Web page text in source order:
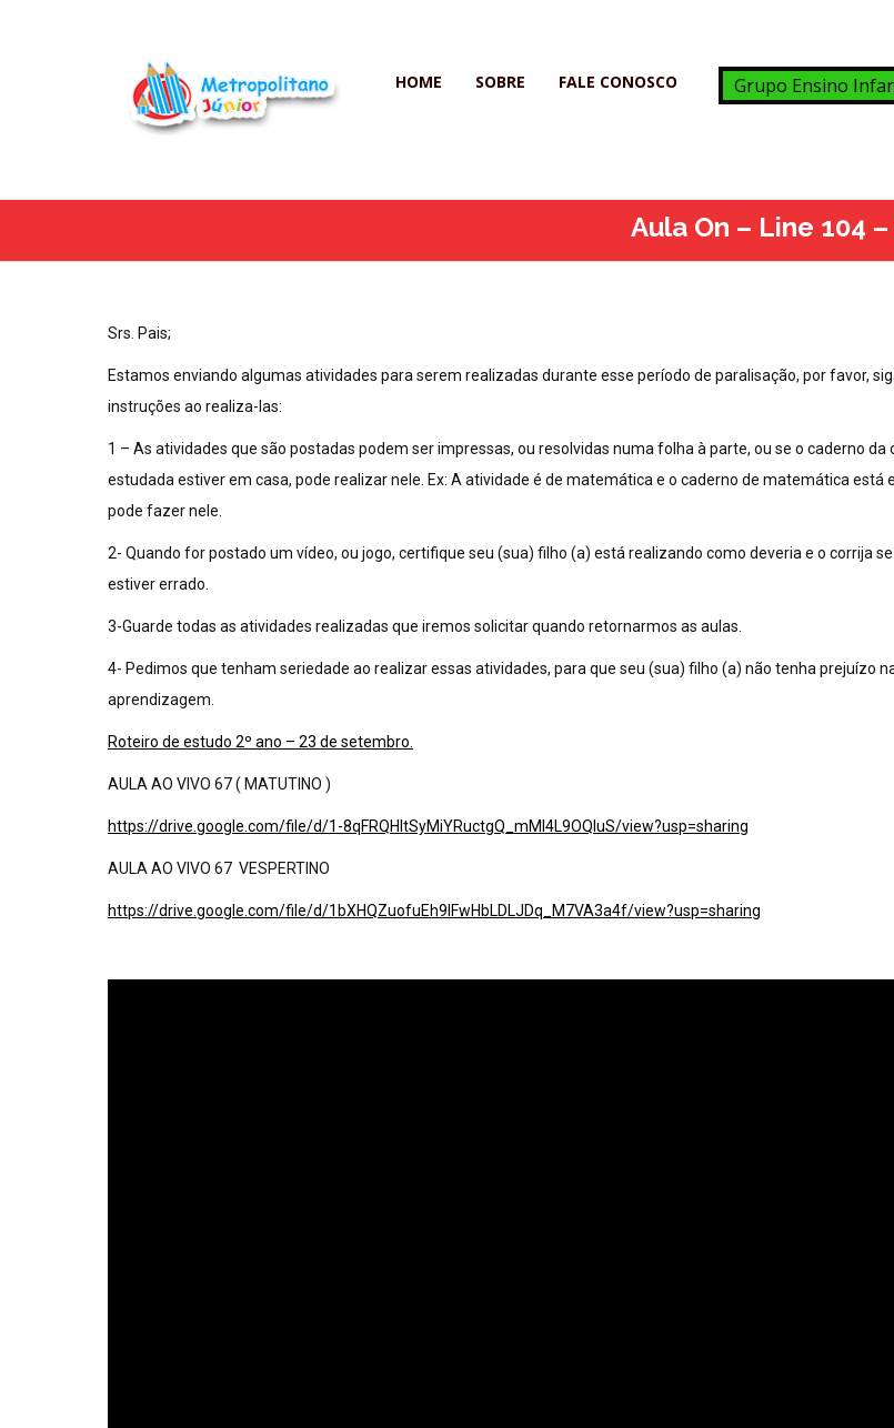
HOME SOBRE FALE CONOSCO Grupo Ensino
Aula On – Line 104
Srs. Pais;
Estamos enviando algumas atividades para serem realizadas durante esse período de paralisação, por favor,
instruções ao realiza-las:
1 – As atividades que são postadas podem ser impressas, ou resolvidas numa folha à parte, ou se o caderno da
estudada estiver em casa, pode realizar nele. Ex: A atividade é de matemática e o caderno de matemática está
pode fazer nele.
2- Quando for postado um vídeo, ou jogo, certifique seu (sua) filho (a) está realizando como deveria e o corrija
estiver errado.
3-Guarde todas as atividades realizadas que iremos solicitar quando retornarmos as aulas.
4- Pedimos que tenham seriedade ao realizar essas atividades, para que seu (sua) filho (a) não tenha prejuízo
aprendizagem.
Roteiro de estudo 2º ano – 23 de setembro.
AULA AO VIVO 67 ( MATUTINO )
https://drive.google.com/file/d/1-8qFRQHltSyMiYRuctgQ_mMI4L9OQIuS/view?usp=sharing
AULA AO VIVO 67 VESPERTINO
https://drive.google.com/file/d/1bXHQZuofuEh9lFwHbLDLJDq_M7VA3a4f/view?usp=sharing